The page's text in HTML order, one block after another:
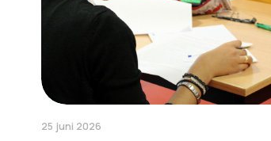
25 juni 2026